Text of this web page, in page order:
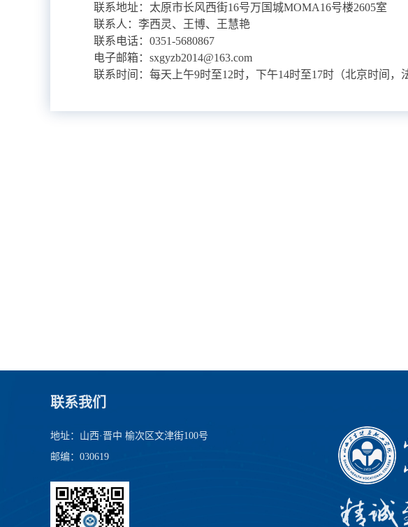
联系地址：太原市长风西街16号万国城MOMA16号楼2605室
联系人：李西灵、王博、王慧艳
联系电话：0351-5680867
电子邮箱：sxgyzb2014@163.com
联系时间：每天上午9时至12时，下午14时至17时（北京时间，
联系我们
地址：山西·晋中 榆次区文津街100号
邮编：030619